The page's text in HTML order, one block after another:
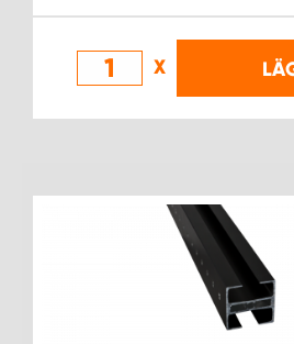
X
WORK SYSTEM STOCKHOLM NORR
WORK SYSTEM SUNDSVALL